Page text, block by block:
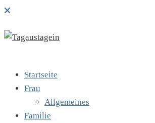
Startseite
Frau
Allgemeines
Familie